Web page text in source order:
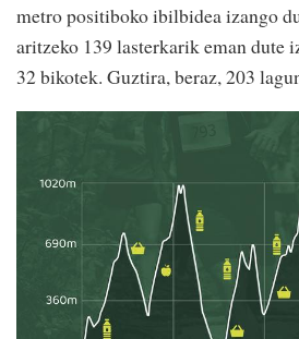
metro positiboko ibilbidea izango
aritzeko 139 lasterkarik eman dute
32 bikotek. Guztira, beraz, 203